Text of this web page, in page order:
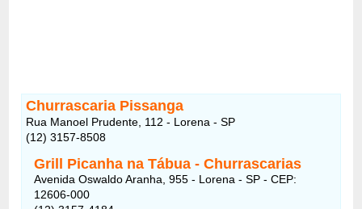
Churrascaria Pissanga
Rua Manoel Prudente, 112 - Lorena - SP
(12) 3157-8508
Grill Picanha na Tábua - Churrascarias
Avenida Oswaldo Aranha, 955 - Lorena - SP - CEP:
12606-000